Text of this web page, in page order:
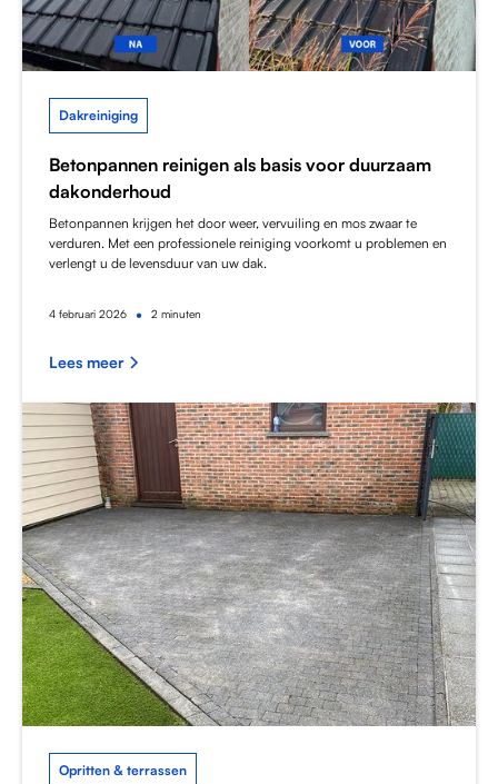
Dakreiniging
Betonpannen reinigen als basis voor duurzaam
dakonderhoud
Betonpannen krijgen het door weer, vervuiling en mos zwaar te
verduren. Met een professionele reiniging voorkomt u problemen en
verlengt u de levensduur van uw dak.
4 februari 2026 • 2 minuten
Lees meer
Opritten & terrassen